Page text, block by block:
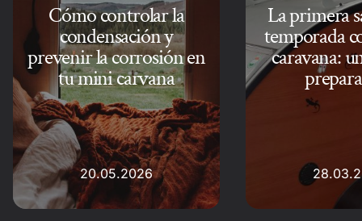
Cómo controlar la
condensación y
prevenir la corrosión en
tu mini carvana
20.05.2026
La primera
temporada
caravana: